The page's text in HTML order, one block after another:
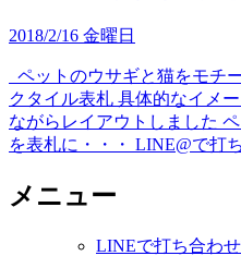
2018/2/16 金曜日
ペットのウサギと猫をモチ
クタイル表札 具体的なイメ
ながらレイアウトしました
を表札に・・・ LINE@で打
メニュー
LINEで打ち合わ